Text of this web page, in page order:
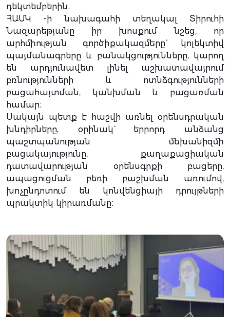
դեկտեմբերին։
ՀԱՄԿ -ի նախագահի տեղակալ Տիրուհի
Նազարեթյանը իր խոսքում նշեց, որ
արհմիության գործիքակազմերը` կոլեկտիվ
պայմանագրերը և բանակցությունները, կարող
են արդյունավետ լինել աշխատավայրում
բռնությունների և ոտնձգությունների
բացահայտման, կանխման և բացառման
համար։
Սակայն պետք է հաշվի առնել օրենսդրական
խնդիրները, օրինակ` երրորդ անձանց
պաշտպանության մեխանիզմի
բացակայությունը, քաղաքացիական
դատավարության օրենսգրքի բացերը,
ապացուցման բեռի բաշխման առումով,
խոչընդոտում են կոնվենցիայի դրույթների
պրակտիկ կիրառմանը։